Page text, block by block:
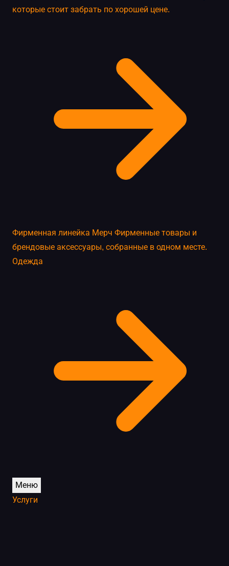
которые стоит забрать по хорошей цене.
Фирменная линейка Мерч Фирменные товары и
брендовые аксессуары, собранные в одном месте.
Одежда
Меню
Услуги